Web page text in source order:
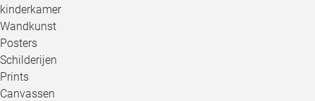
kinderkamer
Wandkunst
Posters
Schilderijen
Prints
Canvassen